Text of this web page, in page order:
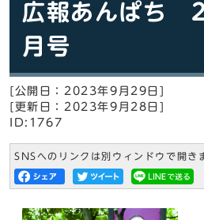
広報あんぱち
月号
[公開日：2023年9月29日]
[更新日：2023年9月28日]
ID:1767
SNSへのリンクは別ウィンドウで開き